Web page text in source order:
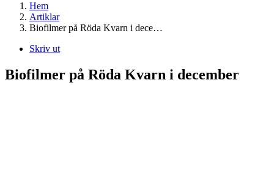
Hem
Artiklar
Biofilmer på Röda Kvarn i dece…
Skriv ut
Biofilmer på Röda Kvarn i december